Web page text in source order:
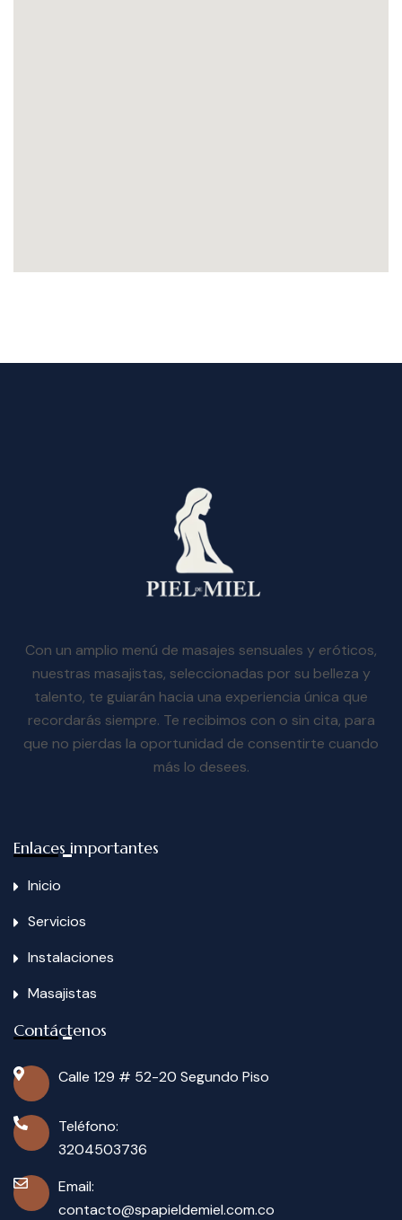
Con un amplio menú de masajes sensuales y eróticos,
nuestras masajistas, seleccionadas por su belleza y
talento, te guiarán hacia una experiencia única que
recordarás siempre. Te recibimos con o sin cita, para
que no pierdas la oportunidad de consentirte cuando
más lo desees.
Enlaces importantes
Inicio
Servicios
Instalaciones
Masajistas
Contáctenos
Calle 129 # 52-20 Segundo Piso
Teléfono:
3204503736
Email:
contacto@spapieldemiel.com.co